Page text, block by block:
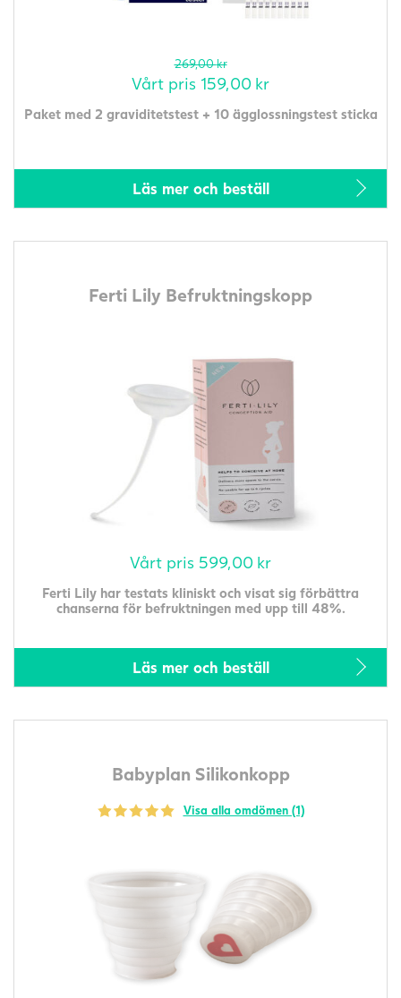
269,00kr
Vårt pris 159,00 kr
Paket med 2 graviditetstest + 10 ägglossningstest sticka
Läs mer och beställ
Ferti Lily Befruktningskopp
Vårt pris 599,00 kr
Ferti Lily har testats kliniskt och visat sig förbättra
chanserna för befruktningen med upp till 48%.
Läs mer och beställ
Babyplan Silikonkopp
Visa alla omdömen (1)